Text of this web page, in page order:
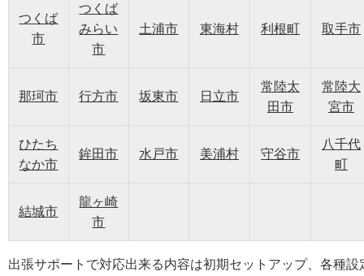
つくば
市
つくば
みらい
市
土浦市 東海村 利根町 取手市
那珂市 行方市 坂東市 日立市
常陸太
田市
常陸大
宮市
ひたち
なか市
鉾田市 水戸市 美浦村 守谷市
八千代
町
結城市
龍ヶ崎
市
出張サポートで対応出来る内容は初期セットアップ、各種設